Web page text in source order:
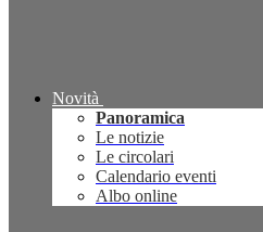
Novità
Panoramica
Le notizie
Le circolari
Calendario eventi
Albo online